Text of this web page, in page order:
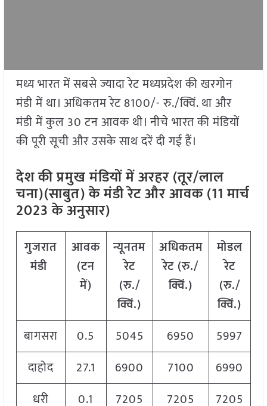
मध्य भारत में सबसे ज्यादा रेट मध्यप्रदेश की खरगोन
मंडी में था। अधिकतम रेट 8100/- रु./क्विं. था और
मंडी में कुल 30 टन आवक थी। नीचे भारत की मंडियों
की पूरी सूची और उसके साथ दरें दी गई हैं।
देश की प्रमुख मंडियों में अरहर (तूर/लाल
चना)(साबुत) के मंडी रेट और आवक (11 मार्च
2023 के अनुसार)
गुजरात
मंडी
आवक
(टन
में)
न्यूनतम
रेट
(रु./
क्विं.)
अधिकतम
रेट (रु./
क्विं.)
मोडल
रेट
(रु./
क्विं.)
बागसरा
0.5 5045 6950
5997
दाहोद
27.1 6900 7100
6990
धरी
0.1 7205 7205
7205